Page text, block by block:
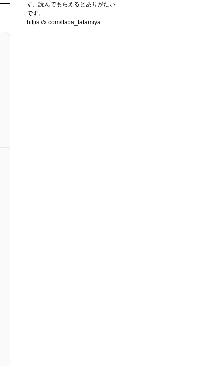
す。読んでもらえるとありがたい
です。
https://x.com/itaba_tatamiya